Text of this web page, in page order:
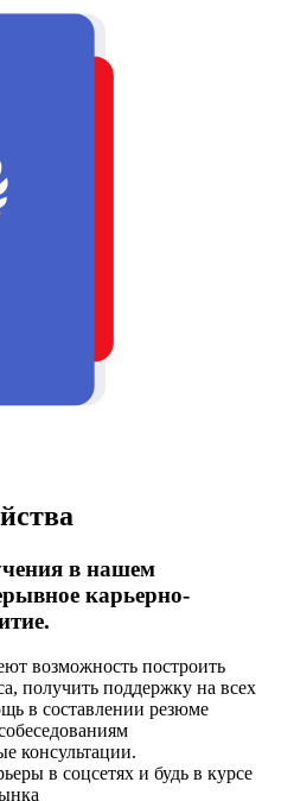
в нашем
карьерно-
возможность построить
получить поддержку на всех
в составлении резюме
консультации.
в соцсетях и будь в курсе